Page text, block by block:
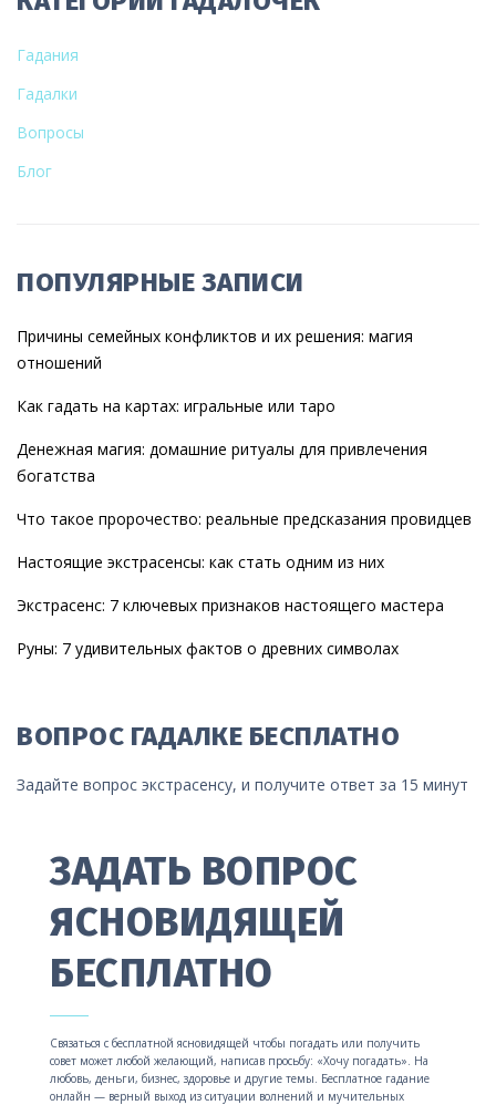
Гадания
Гадалки
Вопросы
Блог
ПОПУЛЯРНЫЕ ЗАПИСИ
Причины семейных конфликтов и их решения: магия
отношений
Как гадать на картах: игральные или таро
Денежная магия: домашние ритуалы для привлечения
богатства
Что такое пророчество: реальные предсказания провидцев
Настоящие экстрасенсы: как стать одним из них
Экстрасенс: 7 ключевых признаков настоящего мастера
Руны: 7 удивительных фактов о древних символах
ВОПРОС ГАДАЛКЕ БЕСПЛАТНО
Задайте вопрос экстрасенсу, и получите ответ за 15 минут
ЗАДАТЬ ВОПРОС
ЯСНОВИДЯЩЕЙ
БЕСПЛАТНО
Связаться с бесплатной ясновидящей чтобы погадать или получить
совет может любой желающий, написав просьбу: «Хочу погадать». На
любовь, деньги, бизнес, здоровье и другие темы. Бесплатное гадание
онлайн — верный выход из ситуации волнений и мучительных